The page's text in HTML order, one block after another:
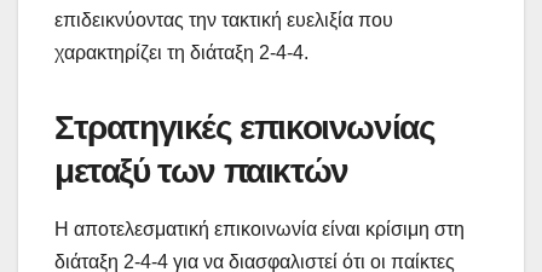
επιδεικνύοντας την τακτική ευελιξία που
χαρακτηρίζει τη διάταξη 2-4-4.
Στρατηγικές επικοινωνίας
μεταξύ των παικτών
Η αποτελεσματική επικοινωνία είναι κρίσιμη στη
διάταξη 2-4-4 για να διασφαλιστεί ότι οι παίκτες